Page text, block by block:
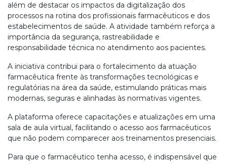
além de destacar os impactos da digitalização dos
processos na rotina dos profissionais farmacêuticos e dos
estabelecimentos de saúde. A atividade também reforça a
importância da segurança, rastreabilidade e
responsabilidade técnica no atendimento aos pacientes.
A iniciativa contribui para o fortalecimento da atuação
farmacêutica frente às transformações tecnológicas e
regulatórias na área da saúde, estimulando práticas mais
modernas, seguras e alinhadas às normativas vigentes.
A plataforma oferece capacitações e atualizações em uma
sala de aula virtual, facilitando o acesso aos farmacêuticos
que não podem comparecer aos treinamentos presenciais.
Para que o farmacêutico tenha acesso, é indispensável que